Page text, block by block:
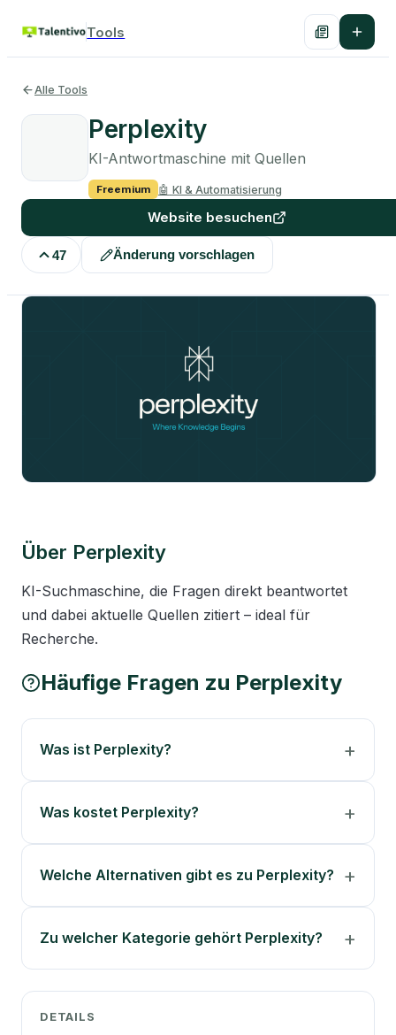
Tools
Alle Tools
Perplexity
KI-Antwortmaschine mit Quellen
Freemium 🤖 KI & Automatisierung
Website besuchen
47 Änderung vorschlagen
Über Perplexity
KI-Suchmaschine, die Fragen direkt beantwortet
und dabei aktuelle Quellen zitiert – ideal für
Recherche.
Häufige Fragen zu Perplexity
Was ist Perplexity?
Was kostet Perplexity?
Welche Alternativen gibt es zu Perplexity?
Zu welcher Kategorie gehört Perplexity?
DETAILS